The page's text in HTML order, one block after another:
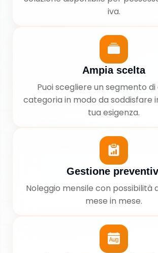
iva.
Ampia scelta
Puoi scegliere un segmento di
categoria in modo da soddisfare
tua esigenza.
Gestione
Noleggio mensile con possibilità
mese in mese.